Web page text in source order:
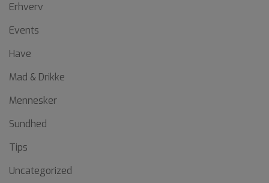
Erhverv
Events
Have
Mad & Drikke
Mennesker
Sundhed
Tips
Uncategorized